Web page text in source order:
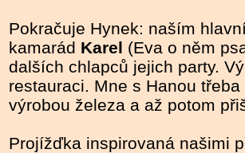
Pokračuje Hynek: naším
kamarád Karel (Eva o něm
dalších chlapců jejich party.
restauraci. Mne s Hanou
výrobou železa a až potom
Projížďka inspirovaná našimi